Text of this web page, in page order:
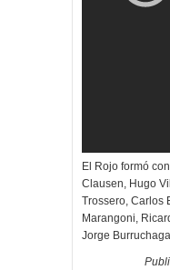
El Rojo formó
Clausen, Hugo
Trossero, Carlos
Marangoni,
Jorge